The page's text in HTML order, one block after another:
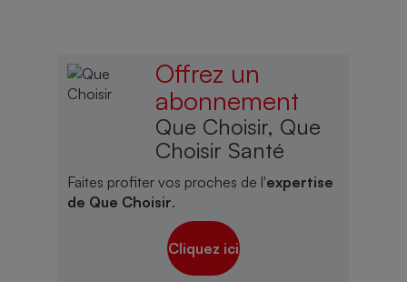
Offrez un
abonnement
Que Choisir, Que
Choisir Santé
Faites profiter vos proches de l'expertise
de Que Choisir.
Cliquez ici